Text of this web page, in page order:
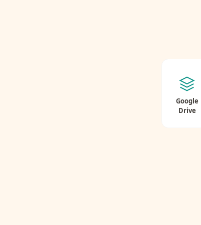
Google
Drive